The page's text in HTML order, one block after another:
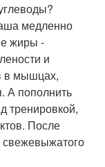
медленно
жиры -
и
в мышцах,
А пополнить
тренировкой,
После
свежевыжатого